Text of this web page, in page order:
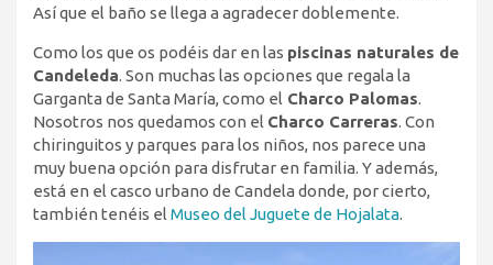
Así que el baño se llega a agradecer doblemente.
Como los que os podéis dar en las piscinas naturales de
Candeleda. Son muchas las opciones que regala la
Garganta de Santa María, como el Charco Palomas.
Nosotros nos quedamos con el Charco Carreras. Con
chiringuitos y parques para los niños, nos parece una
muy buena opción para disfrutar en familia. Y además,
está en el casco urbano de Candela donde, por cierto,
también tenéis el Museo del Juguete de Hojalata.